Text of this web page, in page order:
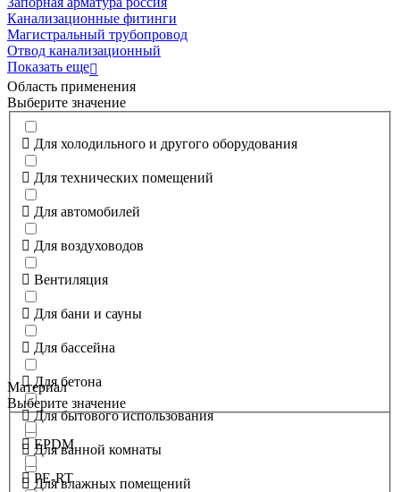
Канализационные фитинги
Магистральный трубопровод
Отвод канализационный
Показать еще
Область применения
Выберите значение
Для холодильного и другого оборудования
Для технических помещений
Для автомобилей
Для воздуховодов
Вентиляция
Для бани и сауны
Для бассейна
Для бетона
Для бытового использования
Для ванной комнаты
Для влажных помещений
Материал
Выберите значение
EPDM
PE-RT